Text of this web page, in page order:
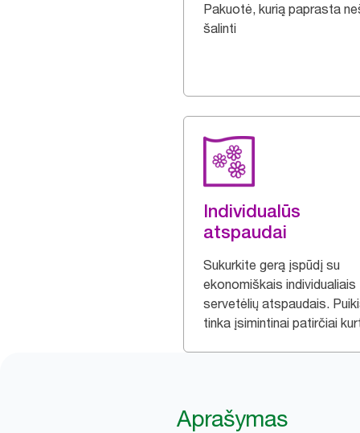
Pakuotė, kurią paprasta
šalinti
Individualūs
atspaudai
Sukurkite gerą įspūdį su
ekonomiškais individualiais
servetėlių atspaudais.
tinka įsimintinai patirčiai
Aprašymas